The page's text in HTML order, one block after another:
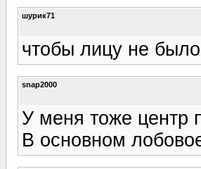
шурик71
чтобы лицу не
snap2000
У меня тоже центр
В основном